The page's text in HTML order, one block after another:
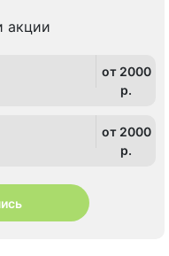
акции
от 2000
p.
от 2000
p.